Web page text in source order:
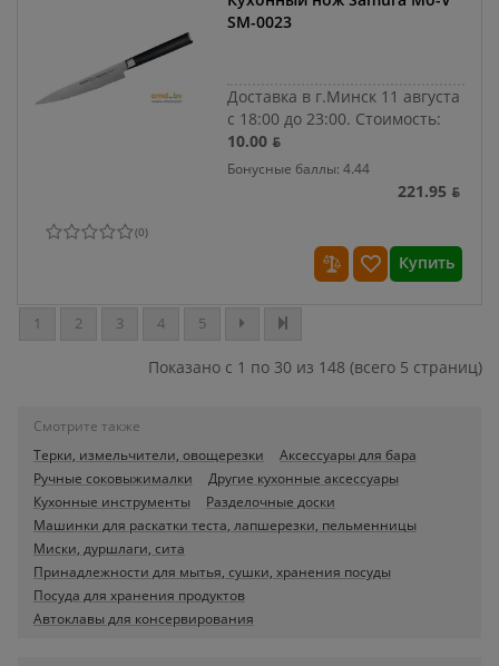
SM-0023
Доставка в г.Минск 11 августа
с 18:00 до 23:00. Стоимость:
10.00 ƃ
Бонусные баллы: 4.44
221.95 ƃ
(0)
Купить
1 2 3 4 5
Показано с 1 по 30 из 148 (всего 5 страниц)
Смотрите также
Терки, измельчители, овощерезки
Аксессуары для бара
Ручные соковыжималки
Другие кухонные аксессуары
Кухонные инструменты
Разделочные доски
Машинки для раскатки теста, лапшерезки, пельменницы
Миски, дуршлаги, сита
Принадлежности для мытья, сушки, хранения посуды
Посуда для хранения продуктов
Автоклавы для консервирования